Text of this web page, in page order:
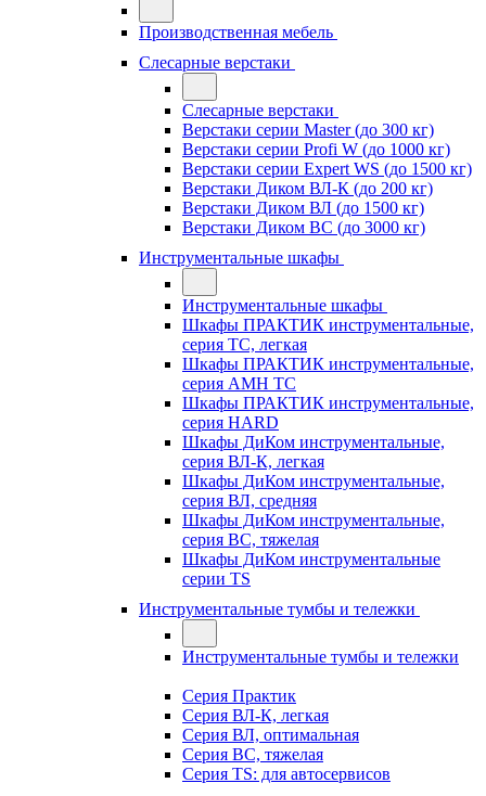
Производственная мебель
Слесарные верстаки
Слесарные верстаки
Верстаки серии Master (до 300 кг)
Верстаки серии Profi W (до 1000 кг)
Верстаки серии Expert WS (до 1500 кг)
Верстаки Диком ВЛ-К (до 200 кг)
Верстаки Диком ВЛ (до 1500 кг)
Верстаки Диком ВС (до 3000 кг)
Инструментальные шкафы
Инструментальные шкафы
Шкафы ПРАКТИК инструментальные,
серия TC, легкая
Шкафы ПРАКТИК инструментальные,
серия AMH TC
Шкафы ПРАКТИК инструментальные,
серия HARD
Шкафы ДиКом инструментальные,
cерия ВЛ-К, легкая
Шкафы ДиКом инструментальные,
серия ВЛ, средняя
Шкафы ДиКом инструментальные,
серия ВС, тяжелая
Шкафы ДиКом инструментальные
серии TS
Инструментальные тумбы и тележки
Инструментальные тумбы и тележки
Серия Практик
Серия ВЛ-К, легкая
Серия ВЛ, оптимальная
Серия ВС, тяжелая
Серия TS: для автосервисов